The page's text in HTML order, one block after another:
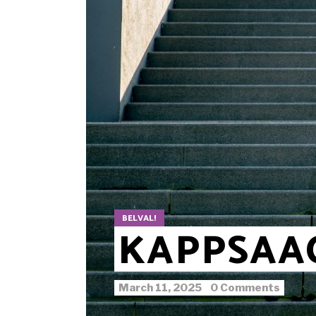
BELVAL!
March 11, 2025 0 Comments